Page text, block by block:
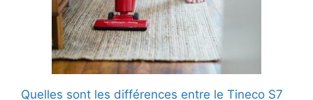
Quelles sont les différences entre le Tineco S7